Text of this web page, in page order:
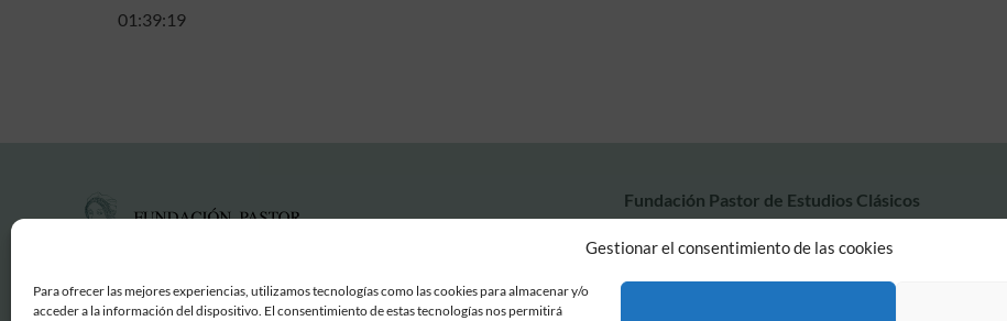
Gestionar el consentimiento de las cookies
Para ofrecer las mejores experiencias, utilizamos tecnologías como las cookies para almacenar y/o
acceder a la información del dispositivo. El consentimiento de estas tecnologías nos permitirá
01:39:19
Fundación Pastor de Estudios Clásicos
Calle Serrano, 107. Madrid, 28006.
915617236
2026 Todos los derechos reservados © Fundación Pastor. Sitio web desarrollado por